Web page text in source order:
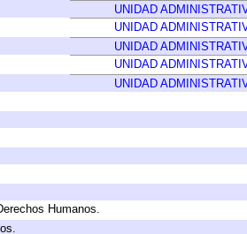
UNIDAD
UNIDAD
UNIDAD
UNIDAD
UNIDAD
Humanos.